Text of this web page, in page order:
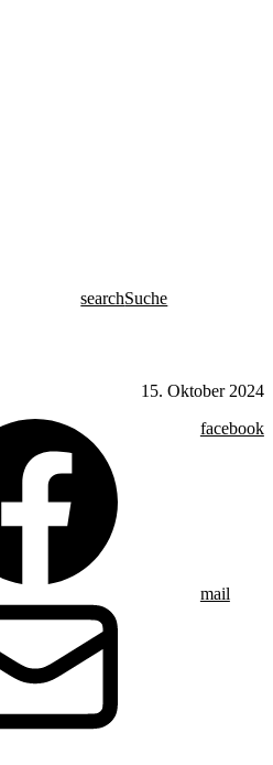
searchSuche
15. Oktober 2024
facebook
mail